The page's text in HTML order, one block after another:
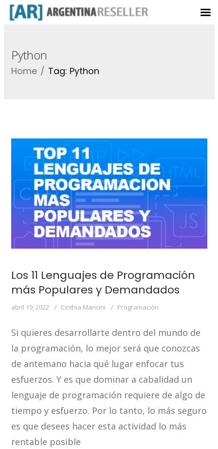
Python
Home Tag: Python
Los 11 Lenguajes de Programación
más Populares y Demandados
abril 19, 2022 Cinthia Mancini Programación
Si quieres desarrollarte dentro del mundo de
la programación, lo mejor será que conozcas
de antemano hacia qué lugar enfocar tus
esfuerzos. Y es que dominar a cabalidad un
lenguaje de programación requiere de algo de
tiempo y esfuerzo. Por lo tanto, lo más seguro
es que desees hacer esta actividad lo más
rentable posible